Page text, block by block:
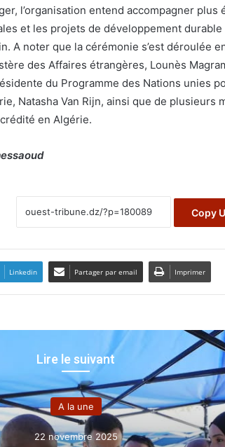
l’organisation entend accompagner
et les projets de développement
A noter que la cérémonie s’est déroulée
des Affaires étrangères, Lounès
du Programme des Nations unies
Natasha Van Rijn, ainsi que de plusieurs
en Algérie.
Copy
Linkedin Partager par email Imprimer
Lire le suivant
A la une
9 février 2026